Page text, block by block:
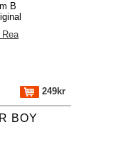
B
249kr
BOY